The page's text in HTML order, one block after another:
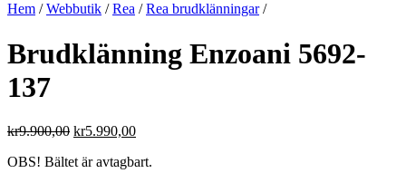
Hem /Webbutik /Rea /Rea brudklänningar/
Brudklänning Enzoani 5692-
137
kr9.900,00 kr5.990,00
OBS! Bältet är avtagbart.